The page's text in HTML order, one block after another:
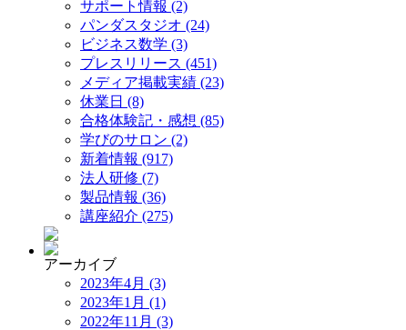
サポート情報 (2)
パンダスタジオ (24)
ビジネス数学 (3)
プレスリリース (451)
メディア掲載実績 (23)
休業日 (8)
合格体験記・感想 (85)
学びのサロン (2)
新着情報 (917)
法人研修 (7)
製品情報 (36)
講座紹介 (275)
アーカイブ
2023年4月 (3)
2023年1月 (1)
2022年11月 (3)